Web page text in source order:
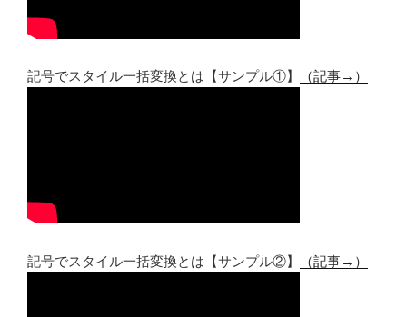
記号でスタイル一括変換とは【サンプル①】 （記事→）
記号でスタイル一括変換とは【サンプル②】 （記事→）